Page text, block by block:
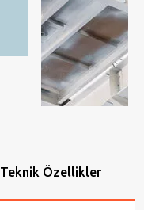
Teknik Özellikler